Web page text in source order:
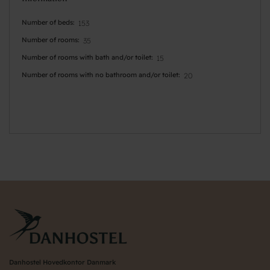
Number of beds 153
Number of rooms 35
Number of rooms with bath and/or toilet 15
Number of rooms with no bathroom and/or toilet 20
Danhostel Hovedkontor Danmark